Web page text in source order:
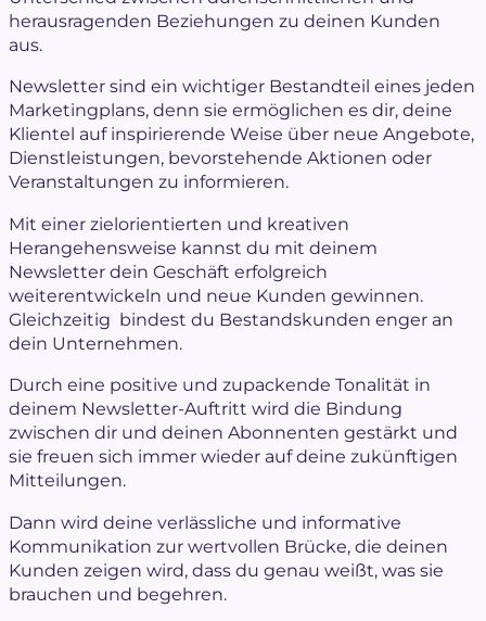
herausragenden Beziehungen zu deinen Kunden
aus.
Newsletter sind ein wichtiger Bestandteil eines jeden
Marketingplans, denn sie ermöglichen es dir, deine
Klientel auf inspirierende Weise über neue Angebote,
Dienstleistungen, bevorstehende Aktionen oder
Veranstaltungen zu informieren.
Mit einer zielorientierten und kreativen
Herangehensweise kannst du mit deinem
Newsletter dein Geschäft erfolgreich
weiterentwickeln und neue Kunden gewinnen.
Gleichzeitig bindest du Bestandskunden enger an
dein Unternehmen.
Durch eine positive und zupackende Tonalität in
deinem Newsletter-Auftritt wird die Bindung
zwischen dir und deinen Abonnenten gestärkt und
sie freuen sich immer wieder auf deine zukünftigen
Mitteilungen.
Dann wird deine verlässliche und informative
Kommunikation zur wertvollen Brücke, die deinen
Kunden zeigen wird, dass du genau weißt, was sie
brauchen und begehren.